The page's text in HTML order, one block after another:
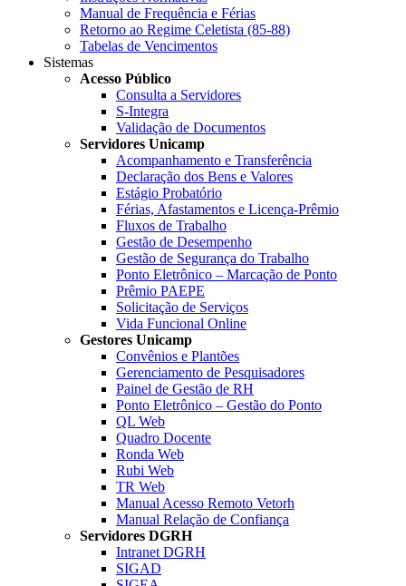
Manual de Frequência e Férias
Retorno ao Regime Celetista (85-88)
Tabelas de Vencimentos
Sistemas
Acesso Público
Consulta a Servidores
S-Integra
Validação de Documentos
Servidores Unicamp
Acompanhamento e Transferência
Declaração dos Bens e Valores
Estágio Probatório
Férias, Afastamentos e Licença-Prêmio
Fluxos de Trabalho
Gestão de Desempenho
Gestão de Segurança do Trabalho
Ponto Eletrônico – Marcação de Ponto
Prêmio PAEPE
Solicitação de Serviços
Vida Funcional Online
Gestores Unicamp
Convênios e Plantões
Gerenciamento de Pesquisadores
Painel de Gestão de RH
Ponto Eletrônico – Gestão do Ponto
QL Web
Quadro Docente
Ronda Web
Rubi Web
TR Web
Manual Acesso Remoto Vetorh
Manual Relação de Confiança
Servidores DGRH
Intranet DGRH
SIGAD